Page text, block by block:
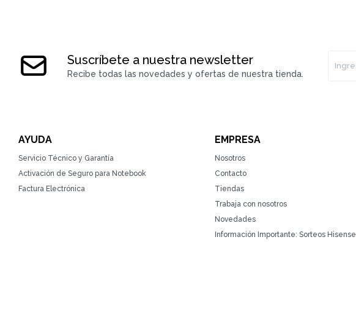
Suscríbete a nuestra newsletter
Recibe todas las novedades y ofertas de nuestra tienda.
AYUDA
Servicio Técnico y Garantía
Activación de Seguro para Notebook
Factura Electrónica
EMPRESA
Nosotros
Contacto
Tiendas
Trabaja con nosotros
Novedades
Información Importante: Sorteos Hisense